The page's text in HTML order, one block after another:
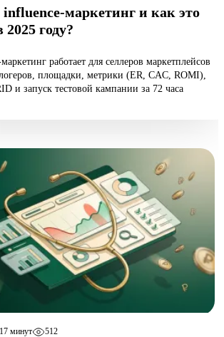
influence-маркетинг и как это
2025 году?
работает для селлеров маркетплейсов
площадки, метрики (ER, CAC, ROMI),
и запуск тестовой кампании за 72 часа
17 минут 512